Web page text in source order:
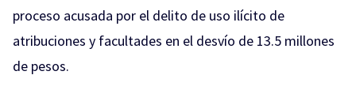
proceso acusada por el delito de uso ilícito de
atribuciones y facultades en el desvío de 13.5 millones
de pesos.